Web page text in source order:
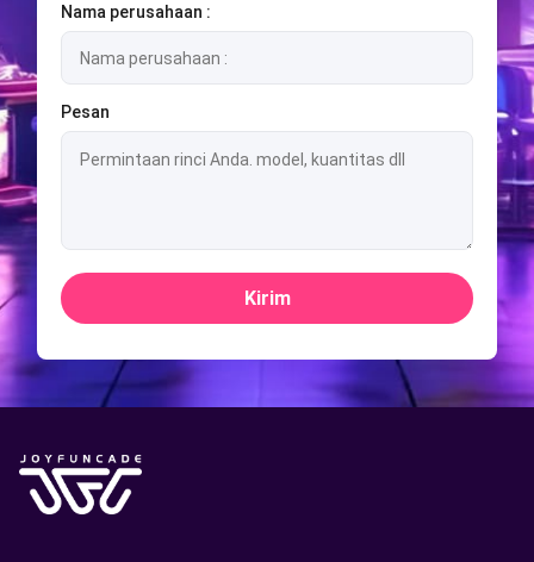
Nama perusahaan :
Pesan
Kirim